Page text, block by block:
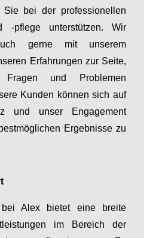
bei der professionellen
-pflege unterstützen. Wir
gerne mit unserem
Erfahrungen zur Seite,
und Problemen
Kunden können sich auf
und unser Engagement
Ergebnisse zu
Alex bietet eine breite
im Bereich der